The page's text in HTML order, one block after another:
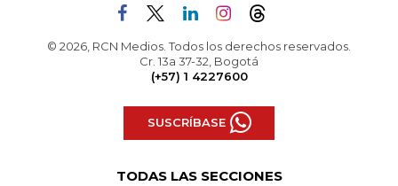
© 2026, RCN Medios. Todos los derechos reservados.
Cr. 13a 37-32, Bogotá
(+57) 1 4227600
SUSCRÍBASE
TODAS LAS SECCIONES